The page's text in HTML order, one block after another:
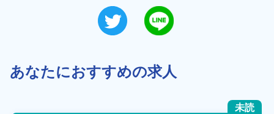
あなたにおすすめの求人
未読